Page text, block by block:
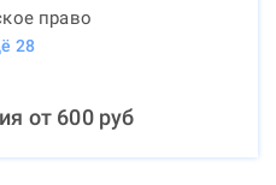
право
28
от 600руб